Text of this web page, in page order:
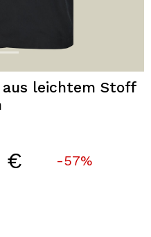
aus leichtem Stoff
€ -57%